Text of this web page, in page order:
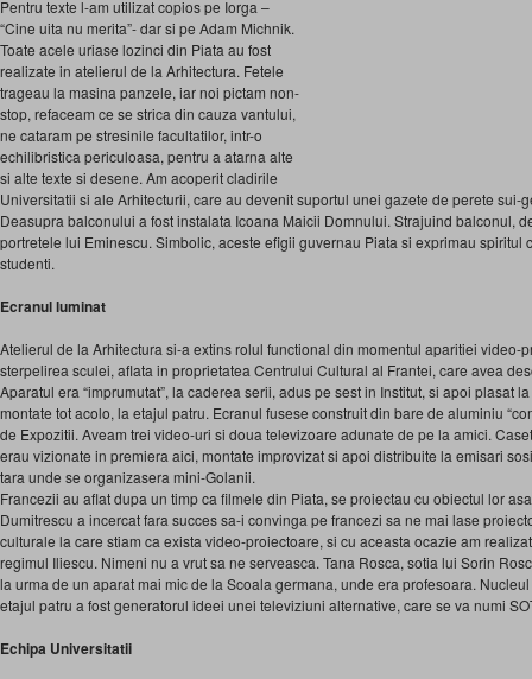
Pentru texte l-am utilizat copios pe Iorga –
“Cine uita nu merita”- dar si pe Adam Michnik.
Toate acele uriase lozinci din Piata au fost
realizate in atelierul de la Arhitectura. Fetele
trageau la masina panzele, iar noi pictam non-
stop, refaceam ce se strica din cauza vantului,
ne cataram pe stresinile facultatilor, intr-o
echilibristica periculoasa, pentru a atarna alte
si alte texte si desene. Am acoperit cladirile
Universitatii si ale Arhitecturii, care au devenit suportul unei gazete de perete sui-
Deasupra balconului a fost instalata Icoana Maicii Domnului. Strajuind balconul,
portretele lui Eminescu. Simbolic, aceste efigii guvernau Piata si exprimau spiritul
studenti.
Ecranul luminat
Atelierul de la Arhitectura si-a extins rolul functional din momentul aparitiei video-
sterpelirea sculei, aflata in proprietatea Centrului Cultural al Frantei, care avea
Aparatul era “imprumutat”, la caderea serii, adus pe sest in Institut, si apoi plasat
montate tot acolo, la etajul patru. Ecranul fusese construit din bare de aluminiu
de Expozitii. Aveam trei video-uri si doua televizoare adunate de pe la amici.
erau vizionate in premiera aici, montate improvizat si apoi distribuite la emisari
tara unde se organizasera mini-Golanii.
Francezii au aflat dupa un timp ca filmele din Piata, se proiectau cu obiectul lor
Dumitrescu a incercat fara succes sa-i convinga pe francezi sa ne mai lase
culturale la care stiam ca exista video-proiectoare, si cu aceasta ocazie am
regimul Iliescu. Nimeni nu a vrut sa ne serveasca. Tana Rosca, sotia lui Sorin
la urma de un aparat mai mic de la Scoala germana, unde era profesoara.
etajul patru a fost generatorul ideei unei televiziuni alternative, care se va numi
Echipa Universitatii